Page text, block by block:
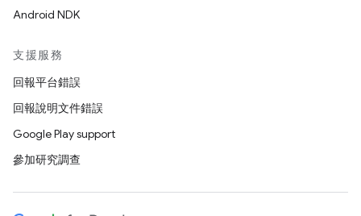
Android NDK
支援服務
回報平台錯誤
回報說明文件錯誤
Google Play support
參加研究調查